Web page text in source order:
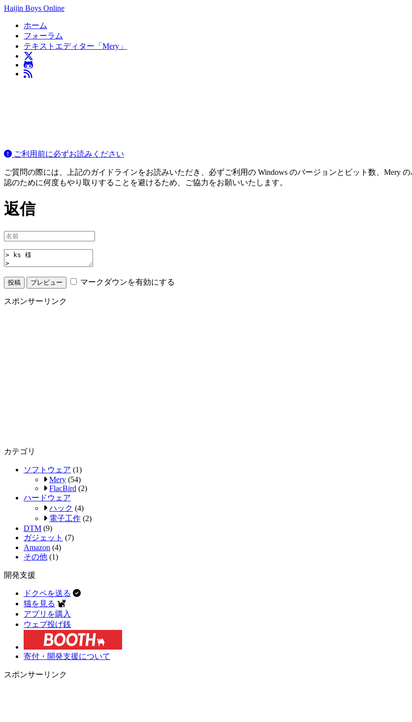
Haijin Boys Online
ホーム
フォーラム
テキストエディター「Mery」
ご利用前に必ずお読みください
ご質問の際には、上記のガイドラインをお読みいただき、必ずご利用の Windows のバージョンとビット数、Mery
認のために何度もやり取りすることを避けるため、ご協力をお願いいたします。
返信
マークダウンを有効にする
スポンサーリンク
カテゴリ
ソフトウェア (1)
Mery (54)
FlacBird (2)
ハードウェア
ハック (4)
電子工作 (2)
DTM (9)
ガジェット (7)
Amazon (4)
その他 (1)
開発支援
ドクペを送る
猫を見る
アプリを購入
ウェブ投げ銭
寄付・開発支援について
スポンサーリンク